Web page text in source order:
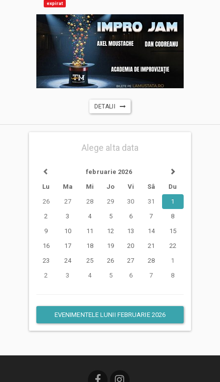
expirat
DETALII
Alege alta data
februarie 2026
Lu
Ma Mi Jo Vi Sâ
Du
26
27 28 29 30 31
1
2
3 4 5 6 7
8
9
10 11 12 13 14
15
16
17 18 19 20 21
22
23
24 25 26 27 28
1
2
3 4 5 6 7 8
EVENIMENTELE LUNII FEBRUARIE 2026